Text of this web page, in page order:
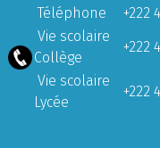
Téléphone
+222
Vie scolaire
Collège
+222
Vie scolaire
Lycée
+222